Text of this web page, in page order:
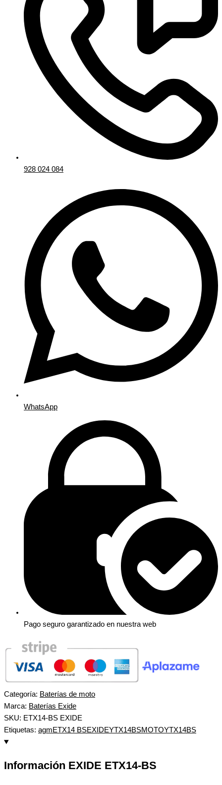
928 024 084
WhatsApp
Pago seguro garantizado en nuestra web
Categoría: Baterías de moto
Marca: Baterías Exide
SKU: ETX14-BS EXIDE
Etiquetas: agmETX14 BSEXIDEYTX14BSMOTOYTX14BS
Información EXIDE ETX14-BS